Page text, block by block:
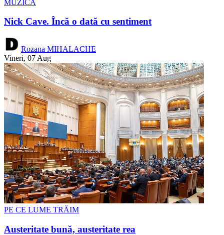
MUZICĂ
Nick Cave. Încă o dată cu sentiment
Rozana MIHALACHE
Vineri, 07 Aug
PE CE LUME TRĂIM
Austeritate bună, austeritate rea